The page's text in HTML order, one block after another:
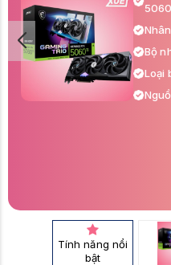
5060
Bộ
Loại
Tính năng nổi
bật